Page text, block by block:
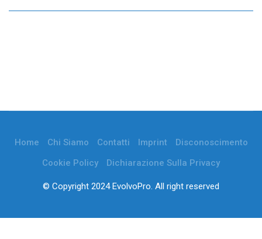
Home Chi Siamo Contatti Imprint
Disconoscimento
Cookie Policy
Dichiarazione Sulla Privacy
© Copyright 2024 EvolvoPro. All right reserved